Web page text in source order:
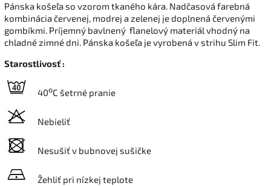
Pánska košeľa so vzorom tkaného kára. Nadčasová farebná
kombinácia červenej, modrej a zelenej je doplnená červenými
gombíkmi. Príjemný bavlnený flanelový materiál vhodný na
chladné zimné dni. Pánska košeľa je vyrobená v strihu Slim Fit.
Starostlivosť :
40oC šetrné pranie
Nebieliť
Nesušiť v bubnovej sušičke
Žehliť pri nízkej teplote